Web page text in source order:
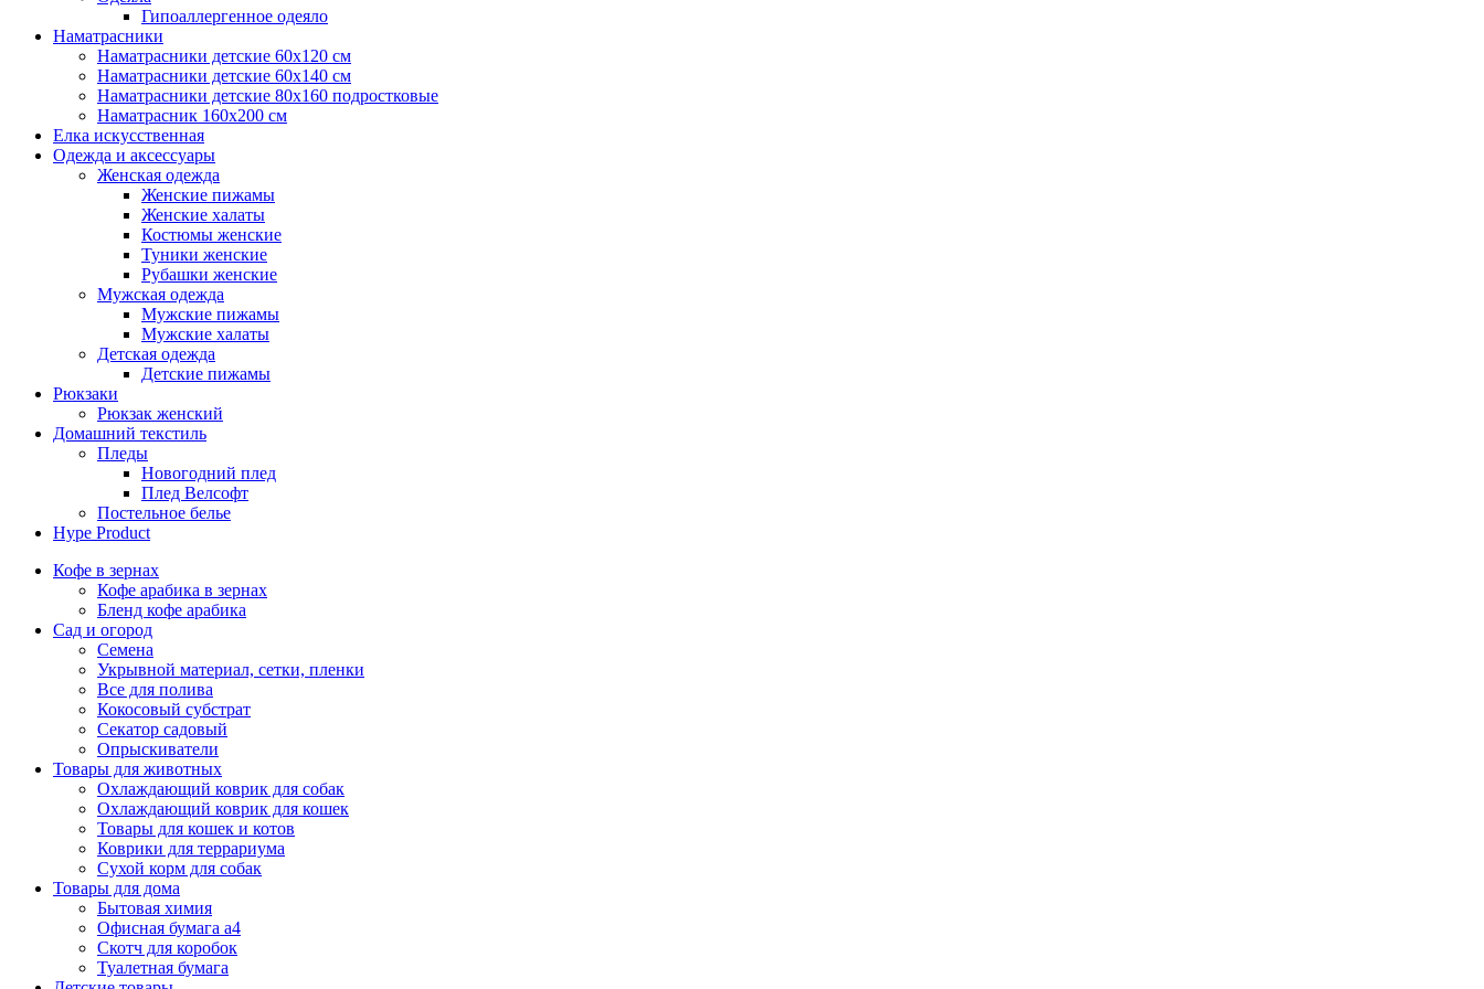
Гипоаллергенное одеяло
Наматрасники
Наматрасники детские 60х120 см
Наматрасники детские 60х140 см
Наматрасники детские 80х160 подростковые
Наматрасник 160х200 см
Елка искусственная
Одежда и аксессуары
Женская одежда
Женские пижамы
Женские халаты
Костюмы женские
Туники женские
Рубашки женские
Мужская одежда
Мужские пижамы
Мужские халаты
Детская одежда
Детские пижамы
Рюкзаки
Рюкзак женский
Домашний текстиль
Пледы
Новогодний плед
Плед Велсофт
Постельное белье
Hype Product
Кофе в зернах
Кофе арабика в зернах
Бленд кофе арабика
Сад и огород
Семена
Укрывной материал, сетки, пленки
Все для полива
Кокосовый субстрат
Секатор садовый
Опрыскиватели
Товары для животных
Охлаждающий коврик для собак
Охлаждающий коврик для кошек
Товары для кошек и котов
Коврики для террариума
Сухой корм для собак
Товары для дома
Бытовая химия
Офисная бумага а4
Скотч для коробок
Туалетная бумага